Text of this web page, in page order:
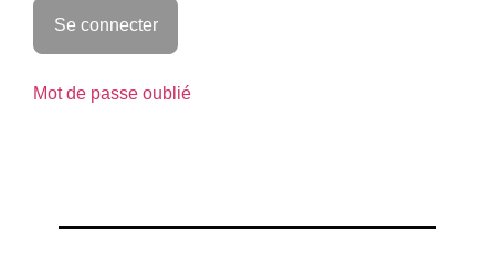
Mot de passe oublié